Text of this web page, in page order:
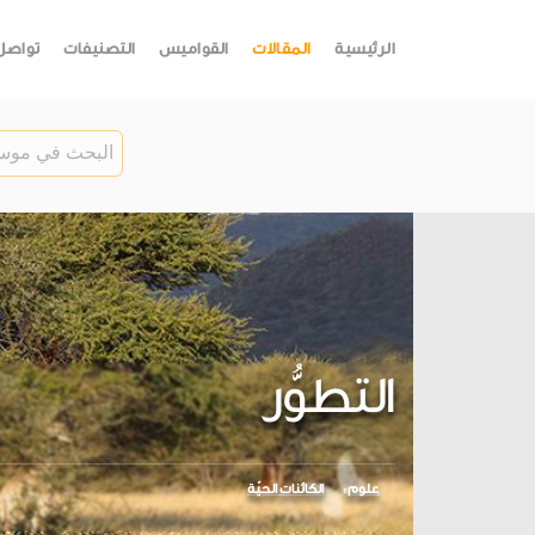
الرئيسية المقالات القواميس التصنيفات
التطوُّر
علوم الكائنات الحيّة